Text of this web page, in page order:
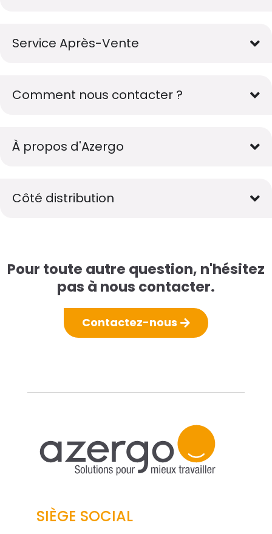
Service Après-Vente
Comment nous contacter ?
À propos d'Azergo
Côté distribution
Pour toute autre question, n'hésitez
pas à nous contacter.
Contactez-nous
SIÈGE SOCIAL